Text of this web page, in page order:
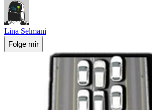
Lina Selmani
Folge mir